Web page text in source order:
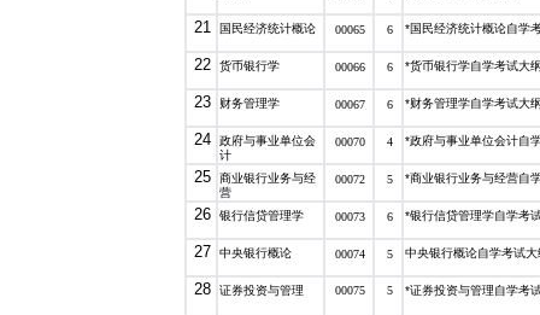
21 国民经济统计概论 00065 6 *国民经济统计概论自学
22 货币银行学 00066 6 *货币银行学自学考试大
23 财务管理学 00067 6 *财务管理学自学考试大
24
政府与事业单位会
计
00070 4 *政府与事业单位会计自
25
商业银行业务与经
营
00072 5 *商业银行业务与经营自
26 银行信贷管理学 00073 6 *银行信贷管理学自学考
27 中央银行概论 00074 5 中央银行概论自学考试大
28 证券投资与管理 00075 5 *证券投资与管理自学考